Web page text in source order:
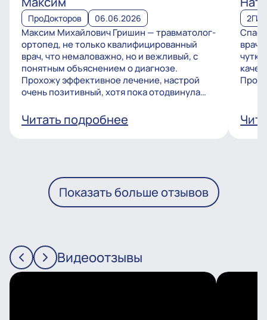
ПроДокторов 06.06.2026
Максим Михайлович Гришин — травматолог-
ортопед, не только квалифицированный
врач, что немаловажно, но и вежливый, с
понятным объяснением о диагнозе.
Прохожу эффективное лечение, настрой
очень позитивный, хотя пока отодвинула
Читать подробнее
Показать больше отзывов
Видеоотзывы